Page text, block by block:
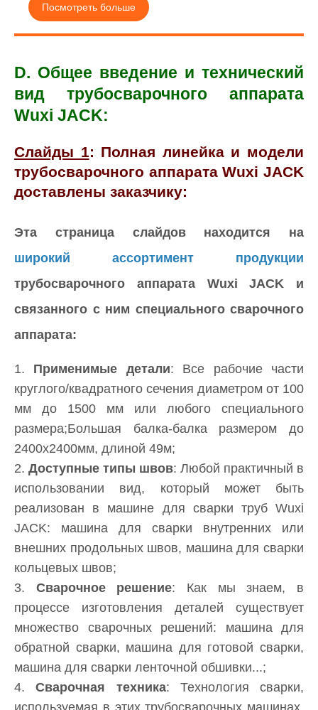
Посмотреть больше
D. Общее введение и технический
вид трубосварочного аппарата
Wuxi JACK:
Слайды 1: Полная линейка и модели
трубосварочного аппарата Wuxi JACK
доставлены заказчику:
Эта страница слайдов находится на
широкий ассортимент продукции
трубосварочного аппарата Wuxi JACK и
связанного с ним специального сварочного
аппарата:
1. Применимые детали: Все рабочие части
круглого/квадратного сечения диаметром от 100
мм до 1500 мм или любого специального
размера;Большая балка-балка размером до
2400х2400мм, длиной 49м;
2. Доступные типы швов: Любой практичный в
использовании вид, который может быть
реализован в машине для сварки труб Wuxi
JACK: машина для сварки внутренних или
внешних продольных швов, машина для сварки
кольцевых швов;
3. Сварочное решение: Как мы знаем, в
процессе изготовления деталей существует
множество сварочных решений: машина для
обратной сварки, машина для готовой сварки,
машина для сварки ленточной обшивки...;
4.Сварочная техника: Технология сварки,
используемая в этих трубосварочных машинах,